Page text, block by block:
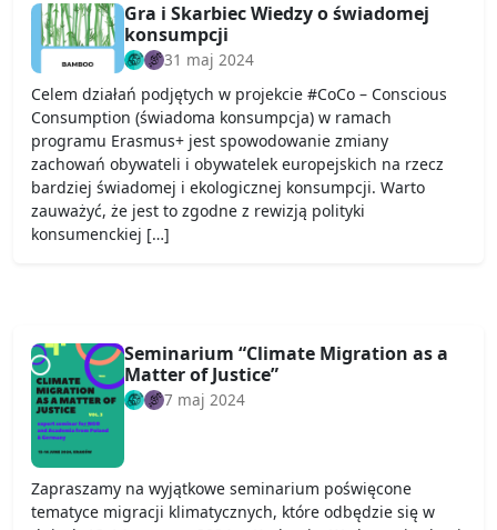
Gra i Skarbiec Wiedzy o świadomej
konsumpcji
31 maj 2024
Celem działań podjętych w projekcie #CoCo – Conscious
Consumption (świadoma konsumpcja) w ramach
programu Erasmus+ jest spowodowanie zmiany
zachowań obywateli i obywatelek europejskich na rzecz
bardziej świadomej i ekologicznej konsumpcji. Warto
zauważyć, że jest to zgodne z rewizją polityki
konsumenckiej […]
Seminarium “Climate Migration as a
Matter of Justice”
7 maj 2024
Zapraszamy na wyjątkowe seminarium poświęcone
tematyce migracji klimatycznych, które odbędzie się w